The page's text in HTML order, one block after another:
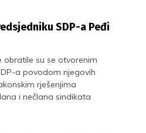
SDP-a Peđi
obratile su se otvorenim
a povodom njegovih
rješenjima
i nečlana sindikata